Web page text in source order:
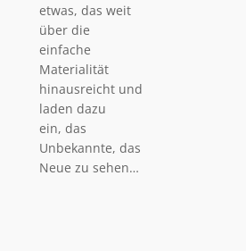
etwas, das weit
über die
einfache
Materialität
hinausreicht und
laden dazu
ein, das
Unbekannte, das
Neue zu sehen…